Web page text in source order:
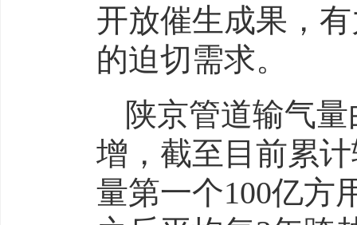
开放催生成果，
的迫切需求。
陕京管道输气
增，截至目前累
量第一个100亿方